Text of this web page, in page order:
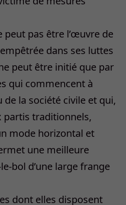
peut pas être l’œuvre de
dans ses luttes
peut être initié que par
qui commencent à
de la société civile et qui,
traditionnels,
mode horizontal et
une meilleure
bol d’une large frange
dont elles disposent